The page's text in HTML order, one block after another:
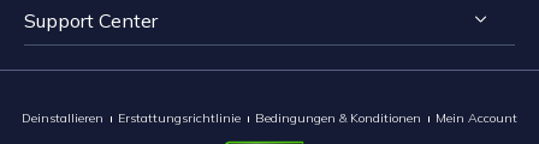
Online Screen Recorder
Mac App Store
  
Support Center
Deinstallieren Erstattungsrichtlinie Bedingungen & Konditionen Mein Account